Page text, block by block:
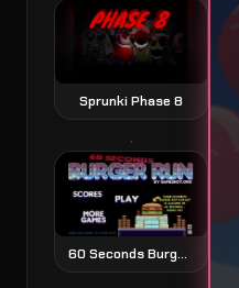
Sprunki Phase 8
60 Seconds Burger Run